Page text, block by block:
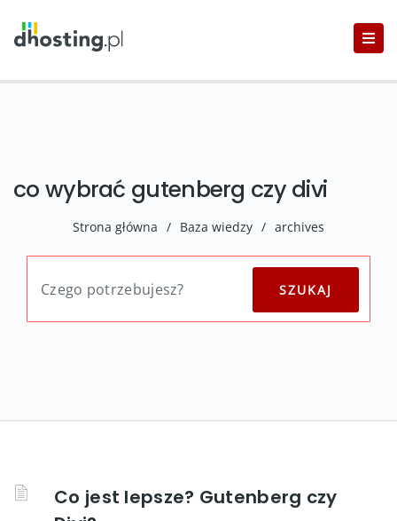
co wybrać gutenberg czy divi
Strona główna / Baza wiedzy / archives
Co jest lepsze? Gutenberg czy